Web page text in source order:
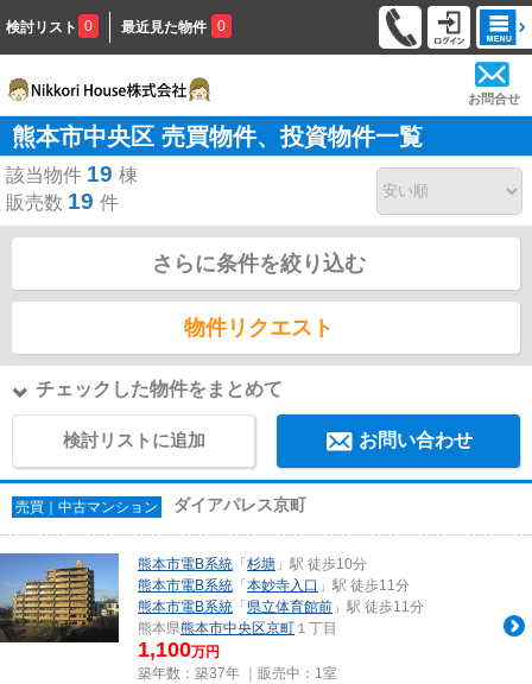
検討リスト 0 最近見た物件 0
お問合せ
熊本市中央区 売買物件、投資物件一覧
該当物件 19 棟
販売数 19 件
さらに条件を絞り込む
物件リクエスト
チェックした物件をまとめて
検討リストに追加 お問い合わせ
売買｜中古マンション ダイアパレス京町
熊本市電B系統 「 杉塘 」駅 徒歩10分
熊本市電B系統 「 本妙寺入口 」駅 徒歩11分
熊本市電B系統 「 県立体育館前 」駅 徒歩11分
熊本県熊本市中央区京町 １丁目
1,100万円
築年数：築37年 ｜販売中： 1室